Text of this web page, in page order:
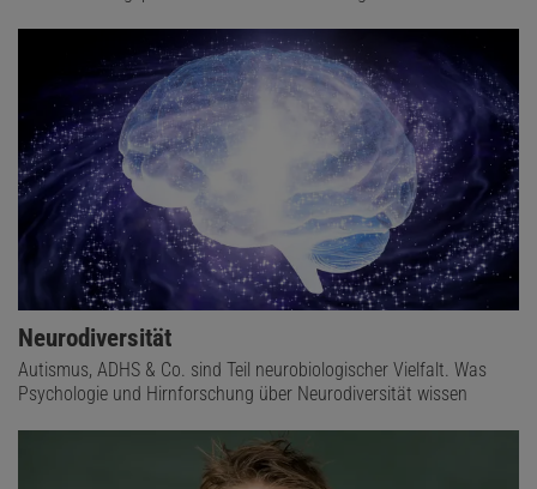
Neurodiversität
Autismus, ADHS & Co. sind Teil neurobiologischer Vielfalt. Was
Psychologie und Hirnforschung über Neurodiversität wissen